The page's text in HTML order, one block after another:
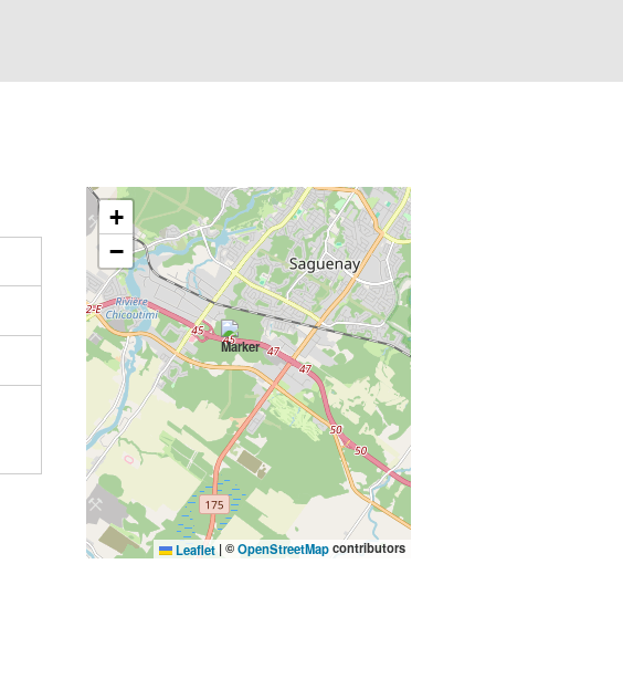
+
−
Leaflet |©OpenStreetMapcontributors